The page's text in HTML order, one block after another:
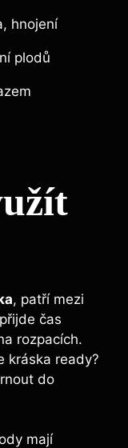
hnojení
plodů
, patří mezi
čas
rozpacích.
kráska ready?
do
mají